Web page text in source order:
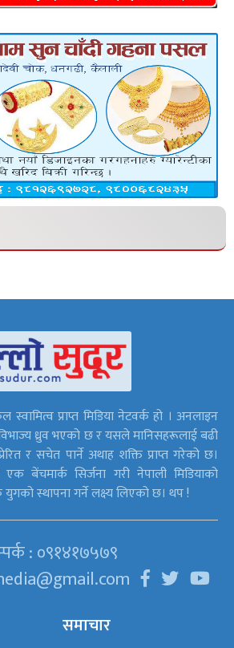
प्राप्त मिडिया नेटवर्क हो । अनलाइन
ध्रुव भएको छ र यसले मानिसहरूलाई बढी
र सचेत पार्ने अथाह शक्ति प्राप्त गरेको छ।
बेंचमार्क सिर्जना गरी नेपाली मिडियाको
युगको स्थापना गर्ने लक्ष्य लिएको छ। थप !
: ०९१४१७५७९
समाचार